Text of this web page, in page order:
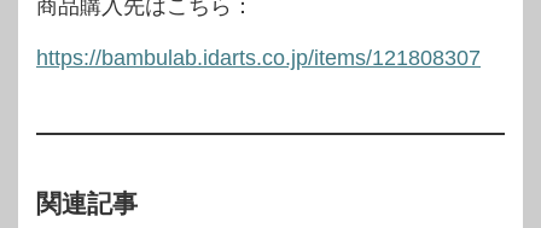
商品購入先はこちら：
https://bambulab.idarts.co.jp/items/121808307
関連記事